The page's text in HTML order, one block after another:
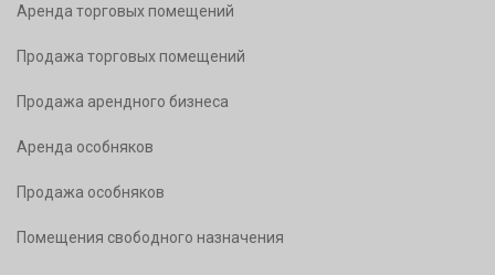
Аренда торговых помещений
Продажа торговых помещений
Продажа арендного бизнеса
Аренда особняков
Продажа особняков
Помещения свободного назначения